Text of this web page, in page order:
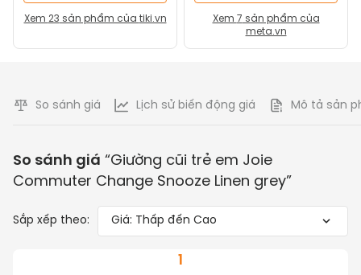
Xem 23 sản phẩm của tiki.vn Xem 7 sản phẩm của
meta.vn
So sánh giá Lịch sử biến động giá Mô tả sản
So sánh giá “Giường cũi trẻ em Joie
Commuter Change Snooze Linen grey”
Sắp xếp theo: Giá: Thấp đến Cao
1